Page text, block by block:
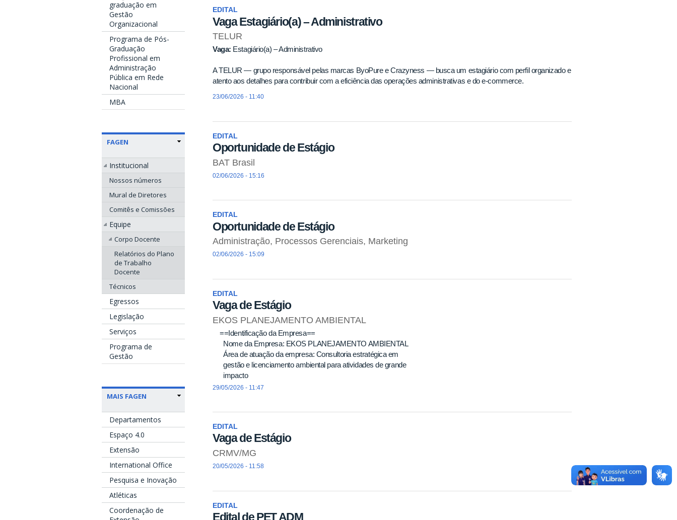
graduação em
Gestão
Organizacional
Programa de Pós-
Graduação
Profissional em
Administração
Pública em Rede
Nacional
MBA
FAGEN
Institucional
Nossos números
Mural de Diretores
Comitês e Comissões
Equipe
Corpo Docente
Relatórios do Plano
de Trabalho
Docente
Técnicos
Egressos
Legislação
Serviços
Programa de
Gestão
MAIS FAGEN
Departamentos
Espaço 4.0
Extensão
International Office
Pesquisa e Inovação
Atléticas
Coordenação de
EDITAL
Vaga Estagiário(a) – Administrativo
TELUR
Vaga: Estagiário(a) – Administrativo
A TELUR — grupo responsável pelas marcas ByoPure e Crazyness — busca um estagiário com perfil organizado e
atento aos detalhes para contribuir com a eficiência das operações administrativas e do e-commerce.
23/06/2026 - 11:40
EDITAL
Oportunidade de Estágio
BAT Brasil
02/06/2026 - 15:16
EDITAL
Oportunidade de Estágio
Administração, Processos Gerenciais, Marketing
02/06/2026 - 15:09
EDITAL
Vaga de Estágio
EKOS PLANEJAMENTO AMBIENTAL
==Identificação da Empresa==
Nome da Empresa: EKOS PLANEJAMENTO AMBIENTAL
Área de atuação da empresa: Consultoria estratégica em
gestão e licenciamento ambiental para atividades de grande
impacto
29/05/2026 - 11:47
EDITAL
Vaga de Estágio
CRMV/MG
20/05/2026 - 11:58
EDITAL
Edital de PET ADM